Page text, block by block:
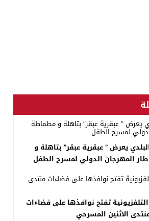
تازة: المسرح البلدي يعرض ” عبقرية عبقر” بتاهلة و
المهرجان الدولي لمسرح الطفل
الشارقة:الدراما التلفزيونية تفتح نوافذها على فضاءات
الاثنين المسرحي